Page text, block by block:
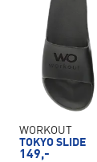
WORKOUT
TOKYO SLIDE
149,-